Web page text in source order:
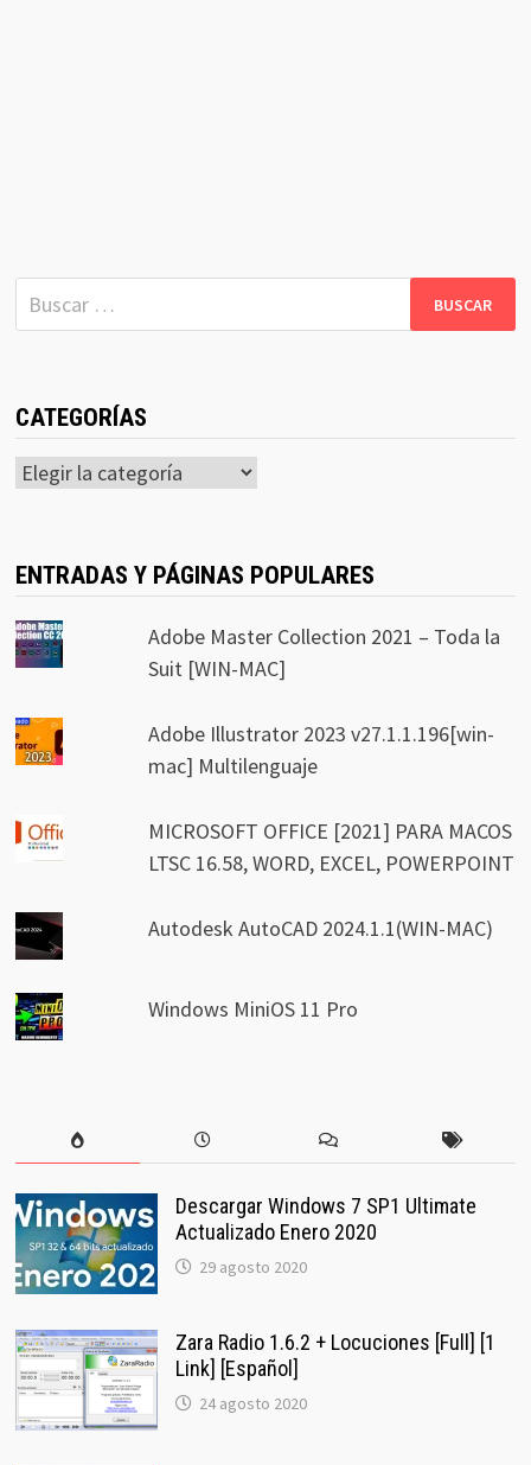
Buscar:
CATEGORÍAS
Categorías
ENTRADAS Y PÁGINAS POPULARES
Adobe Master Collection 2021 – Toda la
Suit [WIN-MAC]
Adobe Illustrator 2023 v27.1.1.196[win-
mac] Multilenguaje
MICROSOFT OFFICE [2021] PARA MACOS
LTSC 16.58, WORD, EXCEL, POWERPOINT
Autodesk AutoCAD 2024.1.1(WIN-MAC)
Windows MiniOS 11 Pro
Descargar Windows 7 SP1 Ultimate
Actualizado Enero 2020
29 agosto 2020
Zara Radio 1.6.2 + Locuciones [Full] [1
Link] [Español]
24 agosto 2020